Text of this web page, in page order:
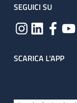
SEGUICI SU
SCARICA L'APP